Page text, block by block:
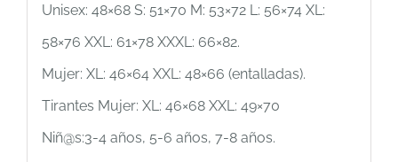
Unisex: 48×68 S: 51×70 M: 53×72 L: 56×74 XL:
58×76 XXL: 61×78 XXXL: 66×82.
Mujer: XL: 46×64 XXL: 48×66 (entalladas).
Tirantes Mujer: XL: 46×68 XXL: 49×70
Niñ@s:3-4 años, 5-6 años, 7-8 años.